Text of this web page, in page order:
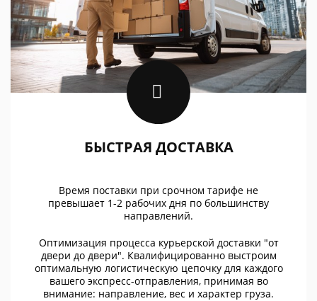
БЫСТРАЯ ДОСТАВКА
Время поставки при срочном тарифе не
превышает 1-2 рабочих дня по большинству
направлений.
Оптимизация процесса курьерской доставки "от
двери до двери". Квалифицированно выстроим
оптимальную логистическую цепочку для каждого
вашего экспресс-отправления, принимая во
внимание: направление, вес и характер груза.